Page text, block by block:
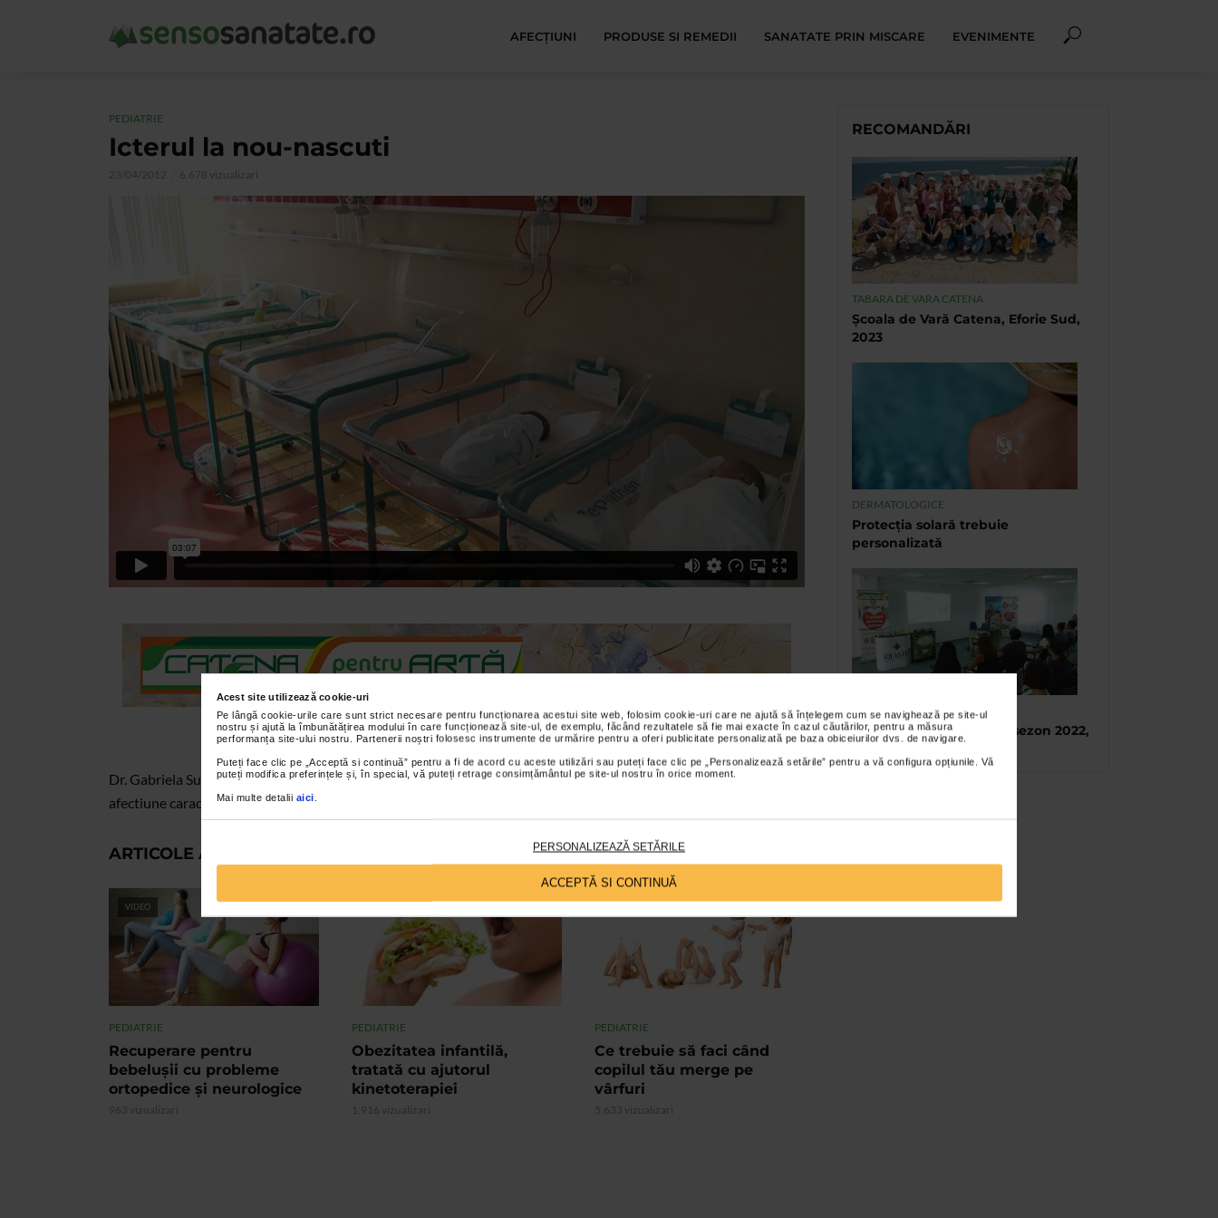
Acest site utilizează cookie-uri
Pe lângă cookie-urile care sunt strict necesare pentru funcționarea acestui site web, folosim cookie-uri care ne ajută să înțelegem cum se navighează pe site-ul
nostru și ajută la îmbunătățirea modului în care funcționează site-ul, de exemplu, făcând rezultatele să fie mai exacte în cazul căutărilor, pentru a măsura
performanța site-ului nostru. Partenerii noștri folosesc instrumente de urmărire pentru a oferi publicitate personalizată pe baza obiceiurilor dvs. de navigare.
Puteți face clic pe „Acceptă si continuă” pentru a fi de acord cu aceste utilizări sau puteți face clic pe „Personalizează setările” pentru a vă configura opțiunile. Vă
puteți modifica preferințele și, în special, vă puteți retrage consimțământul pe site-ul nostru în orice moment.
Mai multe detalii aici
PERSONALIZEAZĂ SETĂRILE
ACCEPTĂ SI CONTINUĂ
AFECŢIUNI PRODUSE SI REMEDII SANATATE PRIN MISCARE EVENIMENTE
PEDIATRIE
Icterul la nou-nascuti
23/04/2012 6.678 vizualizari
Dr. Gabriela Suiu - medic primar pediatru - vorbeste despre icterul la nou-nascuti.Icterul la nou-nascuti este o
afectiune caracterizata prin colorarea in galben a pielii si a partii albe a globului ocular (sclera).
ARTICOLE ASEMANATOARE
VIDEO
PEDIATRIE
Recuperare pentru
bebelușii cu probleme
ortopedice și neurologice
963 vizualizari
PEDIATRIE
Obezitatea infantilă,
tratată cu ajutorul
kinetoterapiei
1.916 vizualizari
PEDIATRIE
Ce trebuie să faci când
copilul tău merge pe
vârfuri
5.633 vizualizari
RECOMANDĂRI
TABARA DE VARA CATENA
Școala de Vară Catena, Eforie Sud,
2023
DERMATOLOGICE
Protecția solară trebuie
personalizată
TABARA DE VARA CATENA
Tabara de vara, final de sezon 2022,